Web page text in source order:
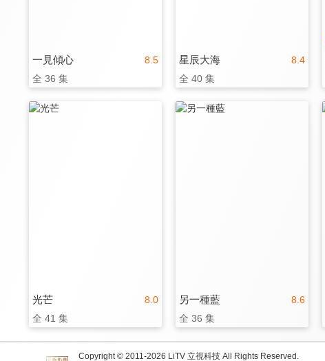
8.5
一見傾心
全 36 集
8.4
星辰大海
全 40 集
8.0
光芒
全 41 集
8.6
另一種藍
全 36 集
Copyright © 2011-2026 LiTV 立視科技 All Rights Reserved.